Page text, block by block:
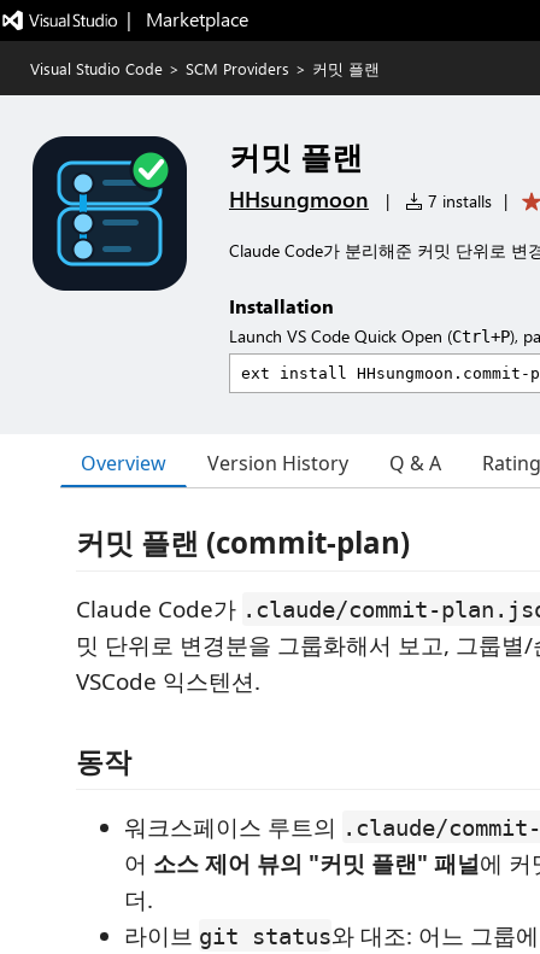
|   Marketplace
Visual Studio Code > SCM Providers > 커밋 플랜
커밋 플랜
HHsungmoon | 7 installs |
Claude Code가 분리해준 커밋 단위로
Installation
Launch VS Code Quick Open (Ctrl+P),
Overview Version History Q & A
커밋 플랜 (commit-plan)
Claude Code가 .claude/commit-
밋 단위로 변경분을 그룹화해서 보고, 그룹별
VSCode 익스텐션.
동작
워크스페이스 루트의 .claude/
어 소스 제어 뷰의 "커밋 플랜" 패널에 커
더.
라이브 git status와 대조: 어느 그룹